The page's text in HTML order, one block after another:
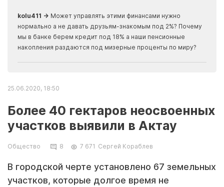
kolu411 → Может управлять этими финансами нужно
нормально а не давать друзьям-знакомым под 2%? Почему
мы в банке берем кредит под 18% а наши пенсионные
накопления раздаются под мизерные проценты по миру?
25.06.2020, 18:50
Более 40 гектаров неосвоенных
участков выявили в Актау
Общество 8 7 671 Сергей Кораблев
В городской черте установлено 67 земельных
участков, которые долгое время не